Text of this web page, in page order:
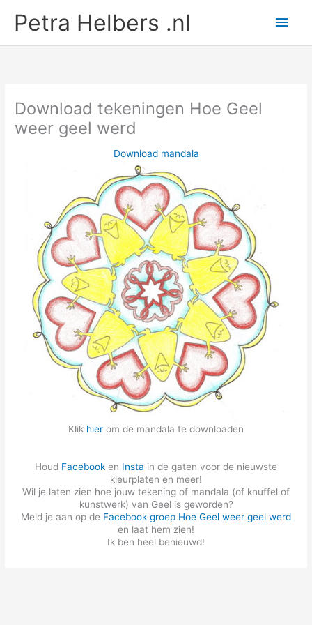
naar
inhoud
Petra Helbers .nl
Download tekeningen Hoe Geel
weer geel werd
Download mandala
Klik hier om de mandala te downloaden
Houd Facebook en Insta in de gaten voor de nieuwste
kleurplaten en meer!
Wil je laten zien hoe jouw tekening of mandala (of knuffel of
kunstwerk) van Geel is geworden?
Meld je aan op de Facebook groep Hoe Geel weer geel werd
en laat hem zien!
Ik ben heel benieuwd!